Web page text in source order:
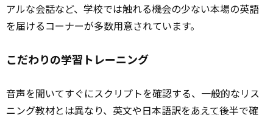
アルな会話など、学校では触れる機会の少ない本場の英語
を届けるコーナーが多数用意されています。
こだわりの学習トレーニング
音声を聞いてすぐにスクリプトを確認する、一般的なリス
ニング教材とは異なり、英文や日本語訳をあえて後半で確